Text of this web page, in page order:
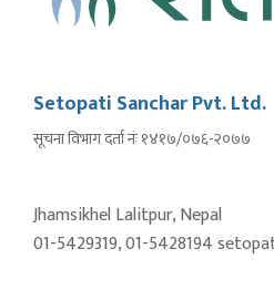
Setopati Sanchar Pvt. Ltd.
सूचना विभाग दर्ता नंः १४१७/०७६-२०७७
Jhamsikhel Lalitpur, Nepal
01-5429319, 01-5428194